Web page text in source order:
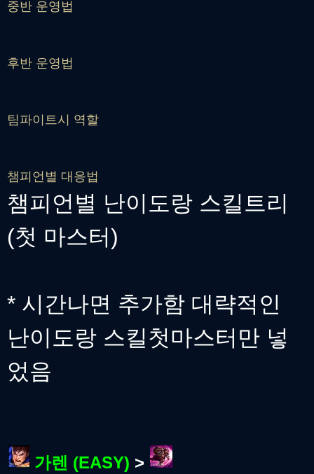
중반 운영법
후반 운영법
팀파이트시 역할
챔피언별 대응법
챔피언별 난이도랑 스킬트리
(첫 마스터)
* 시간나면 추가함 대략적인
난이도랑 스킬첫마스터만 넣
었음
가렌 (EASY) >